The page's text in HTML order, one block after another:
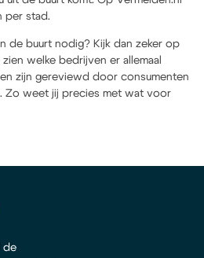
per stad.
de buurt nodig? Kijk dan zeker op
welke bedrijven er allemaal
zijn gereviewd door consumenten
Zo weet jij precies met wat voor
de